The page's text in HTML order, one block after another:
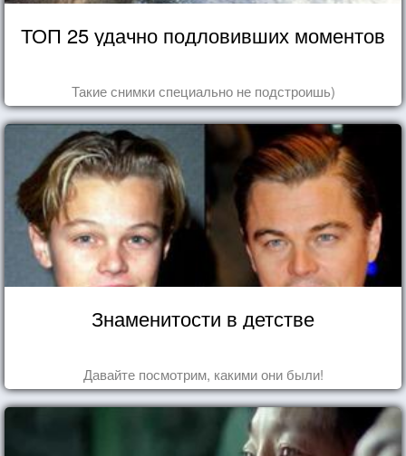
ТОП 25 удачно подловивших моментов
Такие снимки специально не подстроишь)
Знаменитости в детстве
Давайте посмотрим, какими они были!